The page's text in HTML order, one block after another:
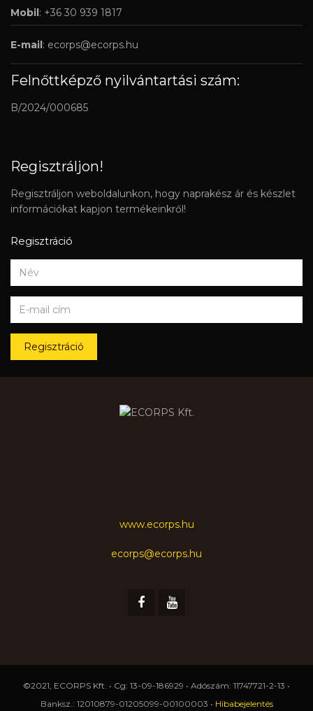
Mobil: +36 30 939 1817
E-mail: ecorps@ecorps.hu
Felnőttképző nyilvántartási szám:
B/2024/000685
Regisztráljon!
Regisztráljon weboldalunkon, hogy naprakész ár és készlet
információkat kapjon termékeinkről!
Regisztráció
Regisztráció
www.ecorps.hu
ecorps@ecorps.hu
©2021, ECORPS Kft. • Cg: 13-09-186929 • Adószám: 11747721-2-13 •
Banksz.: 12010879-01205099-00100003 • Hibabejelentés